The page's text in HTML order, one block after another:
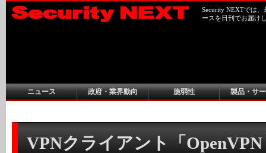
Security NEXTでは
ースを日刊でお届け
ニュース 政府・業界動向 脆弱性 製品・サ
VPNクライアント「OpenVPN